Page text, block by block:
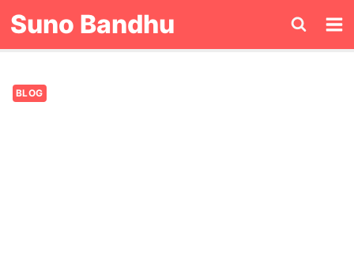
Skip
toSuno Bandhu
BLOG